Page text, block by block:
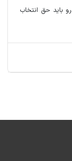
باید حق انتخاب